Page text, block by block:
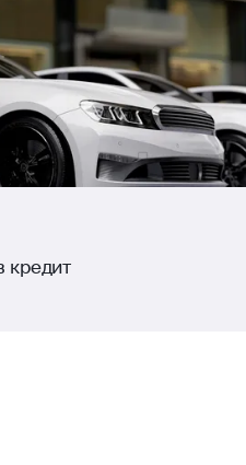
кредит